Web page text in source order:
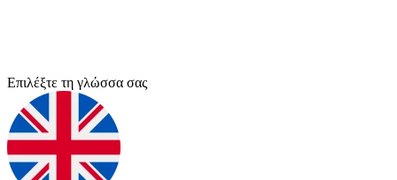
Επιλέξτε τη γλώσσα σας